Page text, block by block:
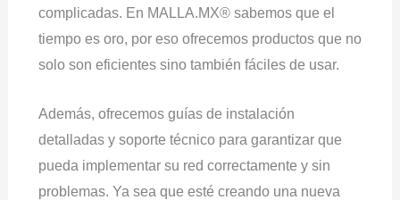
complicadas. En MALLA.MX® sabemos que el
tiempo es oro, por eso ofrecemos productos que no
solo son eficientes sino también fáciles de usar.
Además, ofrecemos guías de instalación
detalladas y soporte técnico para garantizar que
pueda implementar su red correctamente y sin
problemas. Ya sea que esté creando una nueva